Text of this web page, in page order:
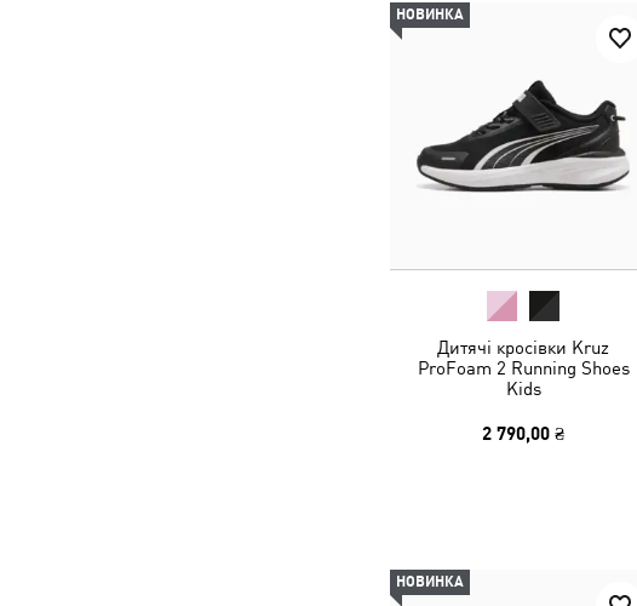
НОВИНКА
Дитячі кросівки Kruz
ProFoam 2 Running Shoes
Kids
2 790,00 ₴
НОВИНКА